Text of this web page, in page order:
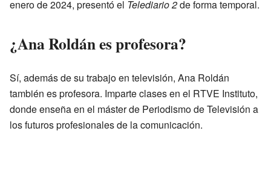
enero de 2024, presentó el Telediario 2de forma temporal.
¿Ana Roldán es profesora?
Sí, además de su trabajo en televisión, Ana Roldán
también es profesora. Imparte clases en el RTVE Instituto,
donde enseña en el máster de Periodismo de Televisión a
los futuros profesionales de la comunicación.